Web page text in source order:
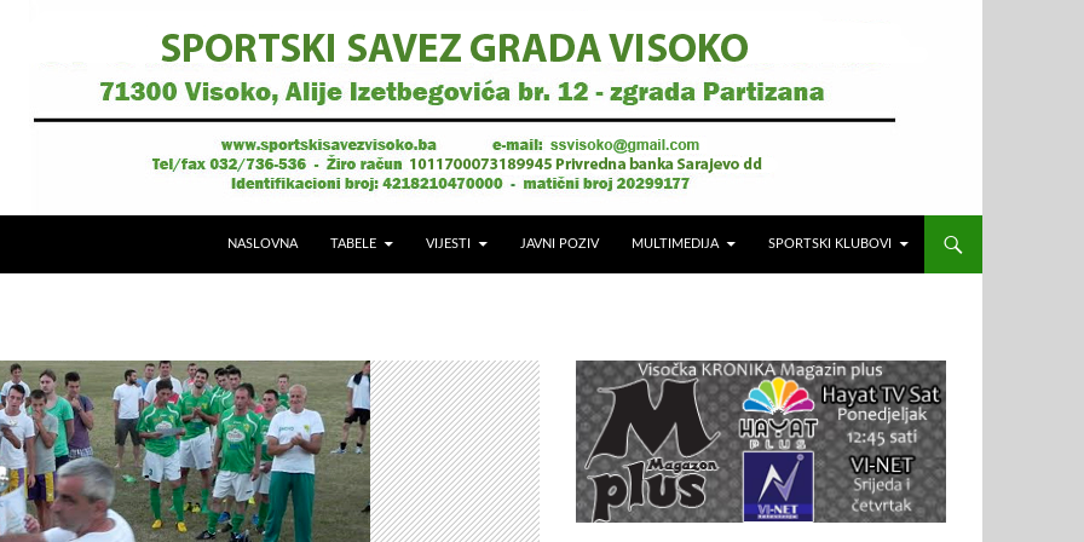
NASLOVNA TABELE VIJESTI JAVNI POZIV MULTIMEDIJA SPORTSKI KLUBOVI